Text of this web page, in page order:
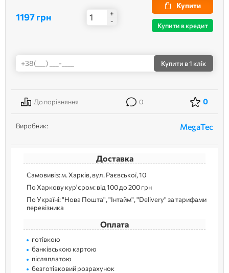
1197 грн
+
-
Купити
Купити в кредит
Купити в 1 клік
До порівняння 0 0
Виробник: MegaTec
Доставка
Самовивіз: м. Харків, вул. Раєвської, 10
По Харкову кур'єром: від 100 до 200 грн
По Україні: "Нова Пошта", "Інтайм", "Delivery" за тарифами
перевізника
Оплата
готівкою
банківською картою
післяплатою
безготівковий розрахунок